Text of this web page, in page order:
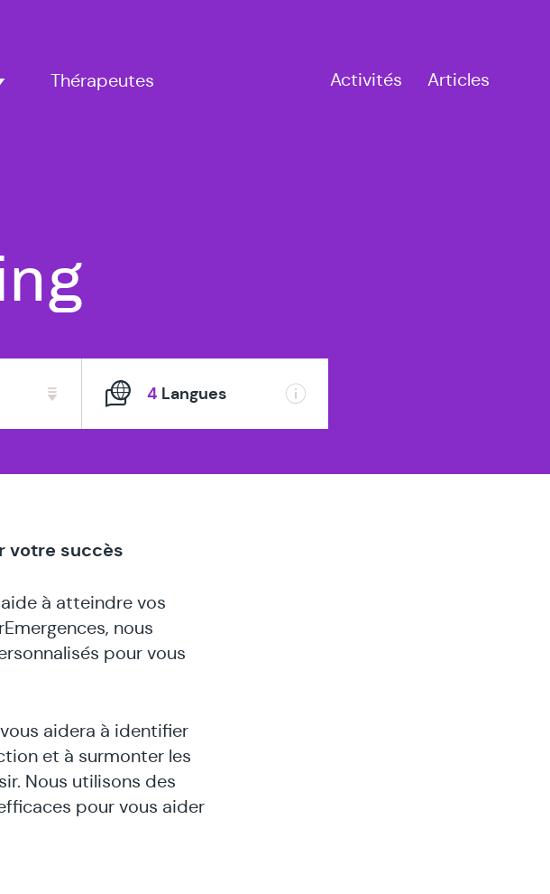
4 Langues
Thérapeutes Activités Articles
votre succès
à atteindre vos
nous
pour vous
aidera à identifier
et à surmonter les
Nous utilisons des
pour vous aider